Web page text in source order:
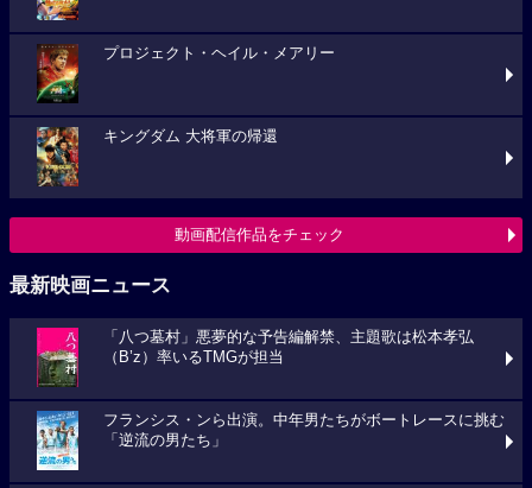
プロジェクト・ヘイル・メアリー
キングダム 大将軍の帰還
動画配信作品をチェック
最新映画ニュース
「八つ墓村」悪夢的な予告編解禁、主題歌は松本孝弘
（B’z）率いるTMGが担当
フランシス・ンら出演。中年男たちがボートレースに挑む
「逆流の男たち」